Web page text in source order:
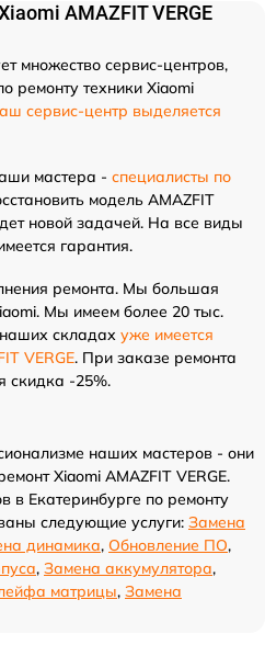
AMAZFIT VERGE
множество сервис-центров,
ремонту техники Xiaomi
сервис-центр выделяется
мастера - специалисты по
модель AMAZFIT
новой задачей. На все виды
гарантия.
ремонта. Мы большая
Мы имеем более 20 тыс.
складах уже имеется
VERGE. При заказе ремонта
скидка -25%.
наших мастеров - они
Xiaomi AMAZFIT VERGE.
Екатеринбурге по ремонту
следующие услуги: Замена
динамика, Обновление ПО,
, Замена аккумулятора,
матрицы, Замена